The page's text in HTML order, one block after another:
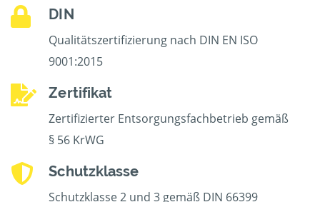
DIN
Qualitätszertifizierung nach DIN EN ISO
9001:2015
Zertifikat
Zertifizierter Entsorgungsfachbetrieb gemäß
§ 56 KrWG
Schutzklasse
Schutzklasse 2 und 3 gemäß DIN 66399